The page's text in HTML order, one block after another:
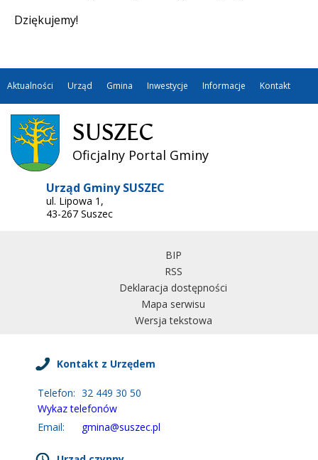
Dziękujemy!
Aktualności Urząd Gmina Inwestycje Informacje Kontakt
SUSZEC
Oficjalny Portal Gminy
Urząd Gminy SUSZEC
ul. Lipowa 1,
43-267 Suszec
BIP
RSS
Deklaracja dostępności
Mapa serwisu
Wersja tekstowa
Kontakt z Urzędem
Telefon: 32 449 30 50
Wykaz telefonów
Email:
gmina@suszec.pl